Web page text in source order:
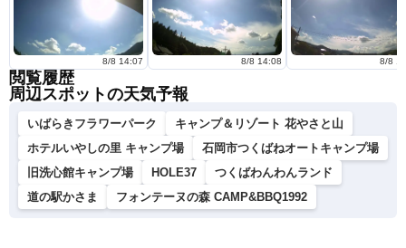
8/8 14:07 8/8 14:08 8/8
閲覧履歴
周辺スポットの天気予報
いばらきフラワーパーク
キャンプ＆リゾート 花やさと山
ホテルいやしの里 キャンプ場
石岡市つくばねオートキャンプ場
旧洗心館キャンプ場
HOLE37
つくばわんわんランド
道の駅かさま
フォンテーヌの森 CAMP&BBQ1992